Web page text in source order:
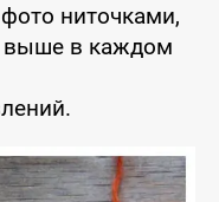
ниточками,
выше в каждом